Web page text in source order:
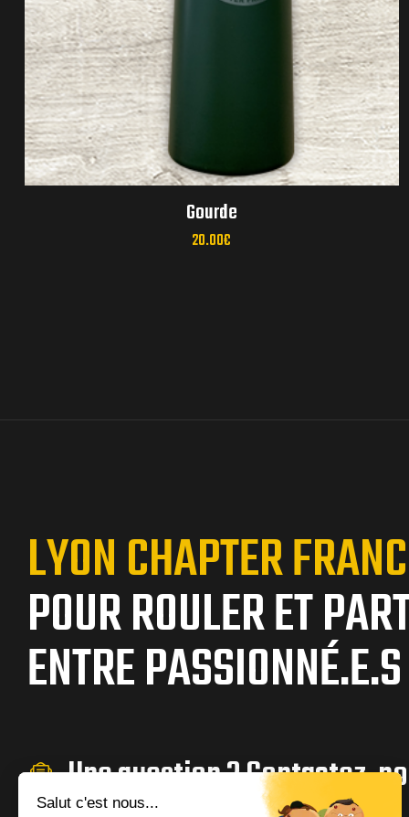
réunions mensuelles
Gourde
20.00€
LYON CHAPTER
POUR ROULER ET
ENTRE PASSIONNÉ.E.S
Une question ? Contactez-